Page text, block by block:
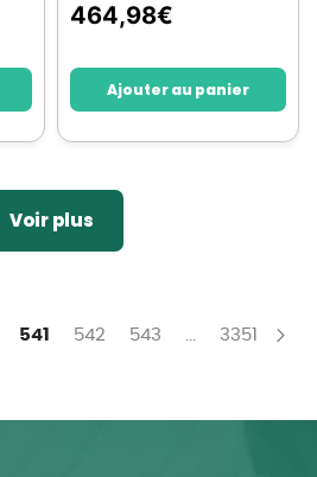
464,98€
Ajouter au panier
Voir plus
You're currently reading page
541 Page
542 Page
543 ... Page
3351